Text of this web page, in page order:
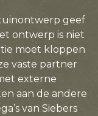
geef
ontwerp is niet
moet kloppen
vaste partner
externe
aan de andere
van Siebers